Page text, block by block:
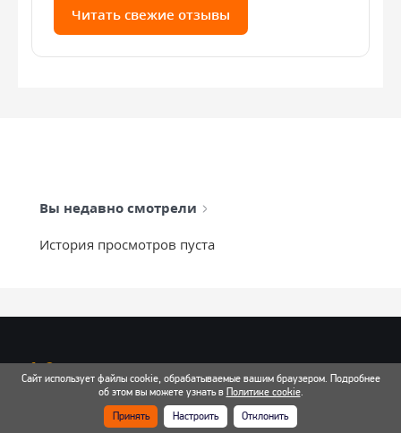
Читать свежие отзывы
Вы недавно смотрели
История просмотров пуста
info@mixtcar.ru
Почта для связи
Сайт использует файлы cookie, обрабатываемые вашим браузером. Подробнее
об этом вы можете узнать в Политике cookie.
Принять
Настроить Отклонить